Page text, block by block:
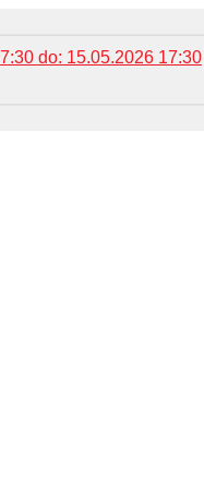
do: 15.05.2026 17:30